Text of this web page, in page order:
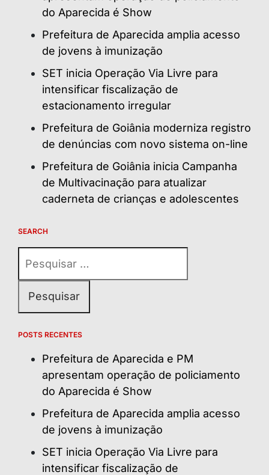
do Aparecida é Show
Prefeitura de Aparecida amplia acesso
de jovens à imunização
SET inicia Operação Via Livre para
intensificar fiscalização de
estacionamento irregular
Prefeitura de Goiânia moderniza registro
de denúncias com novo sistema on-line
Prefeitura de Goiânia inicia Campanha
de Multivacinação para atualizar
caderneta de crianças e adolescentes
SEARCH
por:
POSTS RECENTES
Prefeitura de Aparecida e PM
apresentam operação de policiamento
do Aparecida é Show
Prefeitura de Aparecida amplia acesso
de jovens à imunização
SET inicia Operação Via Livre para
intensificar fiscalização de